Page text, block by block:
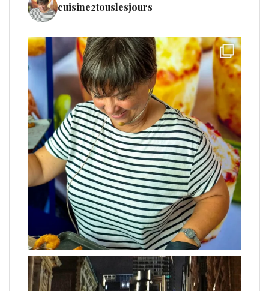
cuisine2touslesjours